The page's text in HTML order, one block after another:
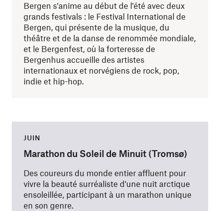
Bergen s'anime au début de l'été avec deux
grands festivals : le Festival International de
Bergen, qui présente de la musique, du
théâtre et de la danse de renommée mondiale,
et le Bergenfest, où la forteresse de
Bergenhus accueille des artistes
internationaux et norvégiens de rock, pop,
indie et hip-hop.
JUIN
Marathon du Soleil de Minuit (Tromsø)
Des coureurs du monde entier affluent pour
vivre la beauté surréaliste d'une nuit arctique
ensoleillée, participant à un marathon unique
en son genre.